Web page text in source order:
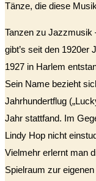
Tänze, die diese
Tanzen zu Jazzmusik
gibt’s seit den 1920er
1927 in Harlem
Sein Name bezieht
Jahrhundertflug
Jahr stattfand. Im
Lindy Hop nicht
Vielmehr erlernt man
Spielraum zur